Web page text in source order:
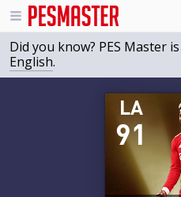
Did you know? PES Master
English.
91
LA